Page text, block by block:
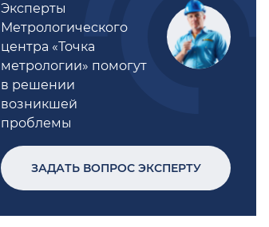
Эксперты
Метрологического
центра «Точка
метрологии» помогут
в решении
возникшей
проблемы
ЗАДАТЬ ВОПРОС ЭКСПЕРТУ